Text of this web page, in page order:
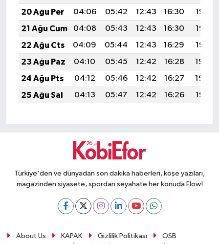
20 Ağu Per
04:06 05:42 12:43 16:30
19:35
21 Ağu Cum
04:08 05:43 12:43 16:30
19:33
22 Ağu Cts
04:09 05:44 12:43 16:29
19:32
23 Ağu Paz
04:10 05:45 12:42 16:28
19:30
24 Ağu Pts
04:12 05:46 12:42 16:27
19:29
25 Ağu Sal
04:13 05:47 12:42 16:26 19:27
Türkiye'den ve dünyadan son dakika haberleri, köşe yazıları,
magazinden siyasete, spordan seyahate her konuda Flow!
About Us KAPAK Gizlilik Politikası
OSB